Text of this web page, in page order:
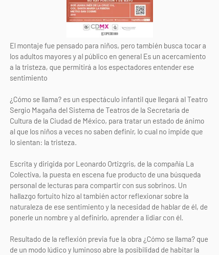
El montaje fue pensado para niños, pero también busca tocar a
los adultos mayores y al público en general Es un acercamiento
a la tristeza, que permitirá a los espectadores entender ese
sentimiento
¿Cómo se llama? es un espectáculo infantil que llegará al Teatro
Sergio Magaña del Sistema de Teatros de la Secretaría de
Cultura de la Ciudad de México, para tratar un estado de ánimo
al que los niños a veces no saben definir, lo cual no impide que
lo sientan: la tristeza.
Escrita y dirigida por Leonardo Ortizgris, de la compañía La
Colectiva, la puesta en escena fue producto de una búsqueda
personal de lecturas para compartir con sus sobrinos. Un
hallazgo fortuito hizo al también actor reflexionar sobre la
naturaleza de ese sentimiento y la necesidad de hablar de él, de
ponerle un nombre y al definirlo, aprender a lidiar con él.
Resultado de la reflexión previa fue la obra ¿Cómo se llama? que
de un modo lúdico y luminoso abre la posibilidad de habitar la